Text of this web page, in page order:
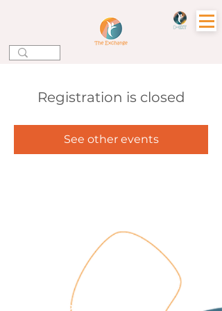
Registration is closed
See other events
Зв'яжіться з нами